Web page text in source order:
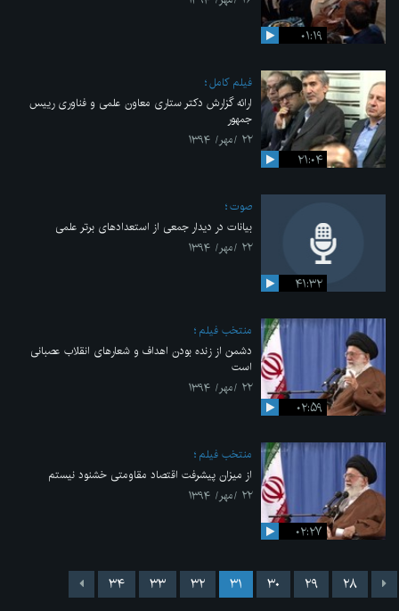
۰۱:۱۹
۲۱:۰۴
فیلم کامل
ارائه گزارش دکتر ستاری معاون علمی و فناوری رییس
جمهور
۲۲ /مهر/ ۱۳۹۴
۴۱:۳۲
صوت
بیانات در دیدار جمعی از استعدادهای برتر علمی
۲۲ /مهر/ ۱۳۹۴
۰۲:۵۹
منتخب فیلم
دشمن از زنده بودن اهداف و شعارهای انقلاب عصبانی
است
۲۲ /مهر/ ۱۳۹۴
۰۲:۲۷
منتخب فیلم
از میزان پیشرفت اقتصاد مقاومتی خشنود نیستم
۲۲ /مهر/ ۱۳۹۴
۲۸ ۲۹ ۳۰ ۳۱ ۳۲ ۳۳ ۳۴